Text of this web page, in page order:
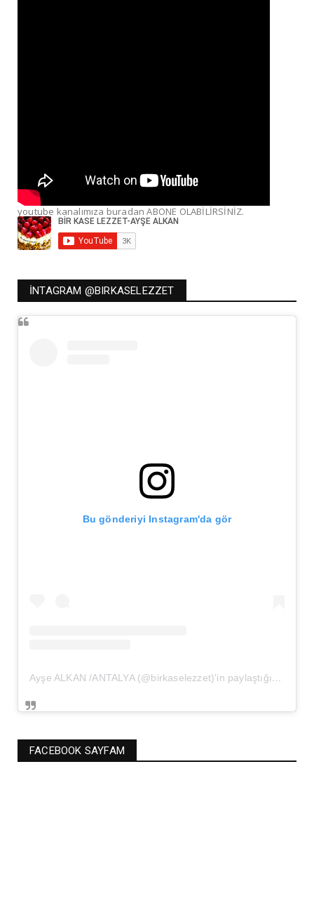
youtube kanalımıza buradan ABONE OLABİLİRSİNİZ.
İNTAGRAM @BIRKASELEZZET
Bu gönderiyi Instagram'da gör
Ayşe ALKAN /ANTALYA (@birkaselezzet)'in paylaştığı bir gönderi
FACEBOOK SAYFAM